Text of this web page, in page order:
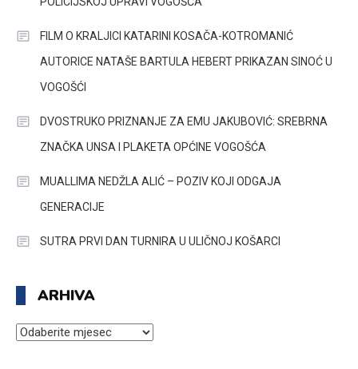
FILM O KRALJICI KATARINI KOSAČA-KOTROMANIĆ
AUTORICE NATAŠE BARTULA HEBERT PRIKAZAN SINOĆ U
VOGOŠĆI
DVOSTRUKO PRIZNANJE ZA EMU JAKUBOVIĆ: SREBRNA
ZNAČKA UNSA I PLAKETA OPĆINE VOGOŠĆA
MUALLIMA NEDŽLA ALIĆ – POZIV KOJI ODGAJA
GENERACIJE
SUTRA PRVI DAN TURNIRA U ULIČNOJ KOŠARCI
ARHIVA
ARHIVA